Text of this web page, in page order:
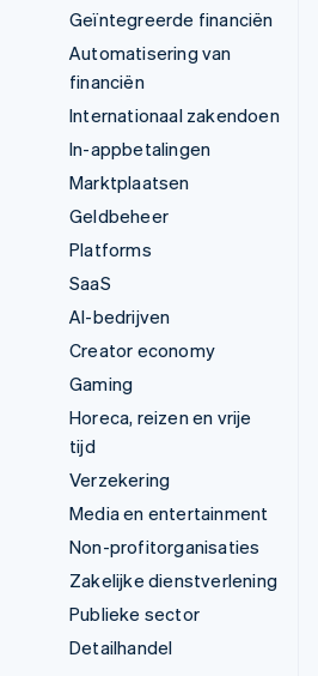
Geïntegreerde financiën
Automatisering van
financiën
Internationaal zakendoen
In-appbetalingen
Marktplaatsen
Geldbeheer
Platforms
SaaS
AI-bedrijven
Creator economy
Gaming
Horeca, reizen en vrije
tijd
Verzekering
Media en entertainment
Non-profitorganisaties
Zakelijke dienstverlening
Publieke sector
Detailhandel